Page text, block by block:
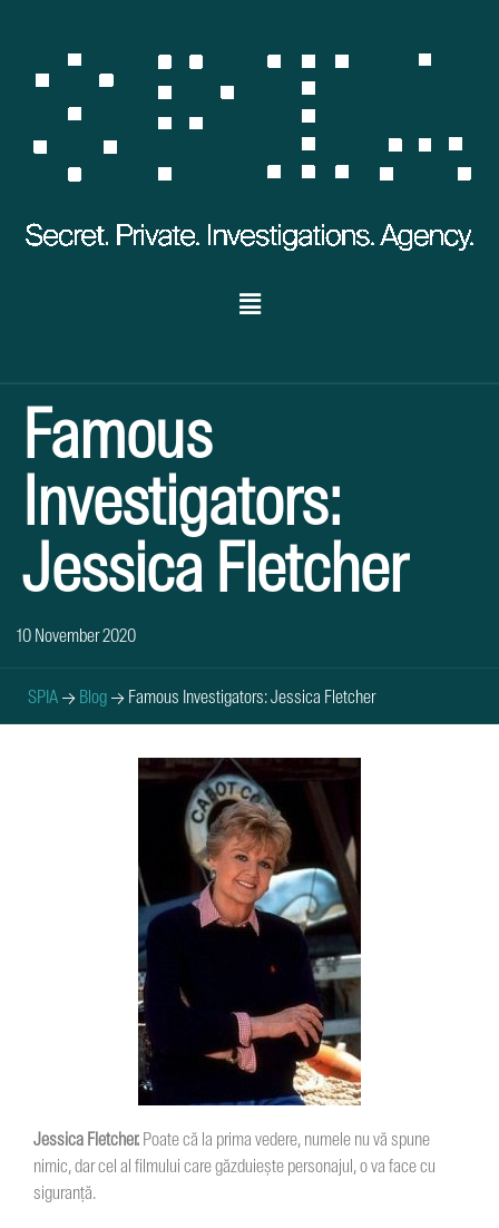
Famous
Investigators:
Jessica Fletcher
10 November 2020
SPIA → Blog → Famous Investigators: Jessica Fletcher
Jessica Fletcher. Poate că la prima vedere, numele nu vă spune
nimic, dar cel al filmului care găzduiește personajul, o va face cu
siguranță.